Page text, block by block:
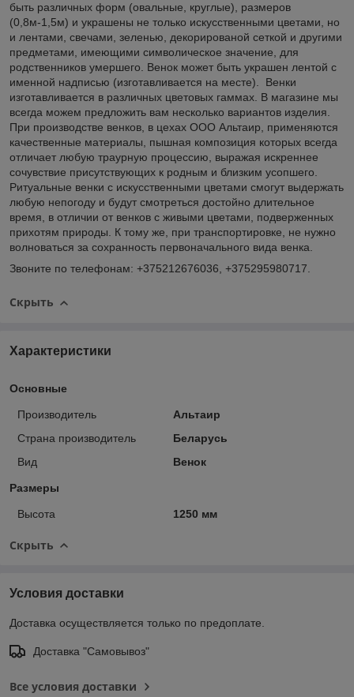
быть различных форм (овальные, круглые), размеров
(0,8м-1,5м) и украшены не только искусственными цветами, но
и лентами, свечами, зеленью, декорированой сеткой и другими
предметами, имеющими символическое значение, для
родственников умершего. Венок может быть украшен лентой с
именной надписью (изготавливается на месте). Венки
изготавливается в различных цветовых гаммах. В магазине мы
всегда можем предложить вам несколько вариантов изделия.
При производстве венков, в цехах ООО Альтаир, применяются
качественные материалы, пышная композиция которых всегда
отличает любую траурную процессию, выражая искреннее
сочувствие присутствующих к родным и близким усопшего.
Ритуальные венки с искусственными цветами смогут выдержать
любую непогоду и будут смотреться достойно длительное
время, в отличии от венков с живыми цветами, подверженных
прихотям природы. К тому же, при транспортировке, не нужно
волноваться за сохранность первоначального вида венка.
Звоните по телефонам: +375212676036, +375295980717.
Скрыть
Характеристики
Основные
Производитель
Альтаир
Страна производитель
Беларусь
Вид
Венок
Размеры
Высота 1250 мм
Скрыть
Условия доставки
Доставка осуществляется только по предоплате.
Доставка "Самовывоз"
Все условия доставки